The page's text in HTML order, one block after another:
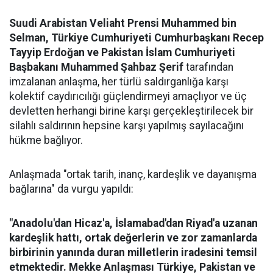
Suudi Arabistan Veliaht Prensi Muhammed bin
Selman, Türkiye Cumhuriyeti Cumhurbaşkanı Recep
Tayyip Erdoğan ve Pakistan İslam Cumhuriyeti
Başbakanı Muhammed Şahbaz Şerif tarafından
imzalanan anlaşma, her türlü saldırganlığa karşı
kolektif caydırıcılığı güçlendirmeyi amaçlıyor ve üç
devletten herhangi birine karşı gerçekleştirilecek bir
silahlı saldırının hepsine karşı yapılmış sayılacağını
hükme bağlıyor.
Anlaşmada "ortak tarih, inanç, kardeşlik ve dayanışma
bağlarına" da vurgu yapıldı:
"Anadolu'dan Hicaz'a, İslamabad'dan Riyad'a uzanan
kardeşlik hattı, ortak değerlerin ve zor zamanlarda
birbirinin yanında duran milletlerin iradesini temsil
etmektedir. Mekke Anlaşması Türkiye, Pakistan ve